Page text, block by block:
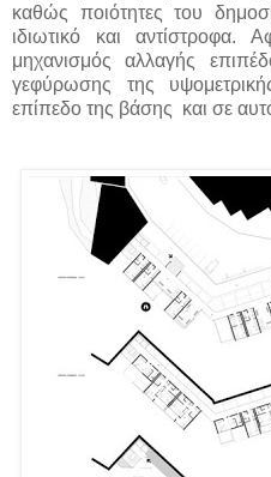
καθώς ποιότητες του
ιδιωτικό και αντίστροφα.
μηχανισμός αλλαγής
γεφύρωσης της
επίπεδο της βάσης και σε